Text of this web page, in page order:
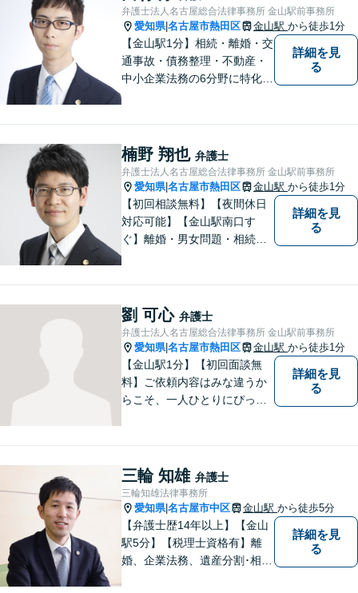
弁護士法人名古屋総合法律事務所 金山駅前事務所
愛知県|名古屋市熱田区 金山駅 から徒歩1分
【金山駅1分】相続・離婚・交
通事故・債務整理・不動産・
中小企業法務の6分野に特化！
ーションを重視し、情報連携
を図りながら納得の解決へと
導いてまいります。
詳細を見
る
楠野 翔也 弁護士
弁護士法人名古屋総合法律事務所 金山駅前事務所
愛知県|名古屋市熱田区 金山駅 から徒歩1分
【初回相談無料】【夜間休日
対応可能】【金山駅南口す
ぐ】離婚・男女問題・相続・
詳細を見
る
劉 可心 弁護士
弁護士法人名古屋総合法律事務所 金山駅前事務所
愛知県|名古屋市熱田区 金山駅 から徒歩1分
【金山駅1分】【初回面談無
料】ご依頼内容はみな違うか
らこそ、一人ひとりにぴった
ます。誰にも話せず抱えてき
た不安を、どうぞお聞かせく
ださい。【電話・WEB相談も
対応可能】
詳細を見
る
三輪 知雄 弁護士
三輪知雄法律事務所
愛知県|名古屋市中区 金山駅 から徒歩5分
【弁護士歴14年以上】【金山
駅5分】【税理士資格有】離
婚、企業法務、遺産分割･相続
詳細を見
る